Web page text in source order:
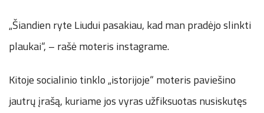
„Šiandien ryte Liudui pasakiau, kad man pradėjo slinkti
plaukai“, – rašė moteris instagrame.
Kitoje socialinio tinklo „istorijoje“ moteris paviešino
jautrų įrašą, kuriame jos vyras užfiksuotas nusiskutęs